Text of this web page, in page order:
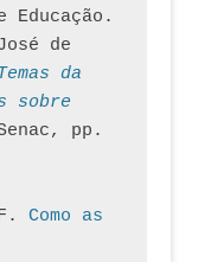
Educação.
de
da
sobre
pp.
Como as